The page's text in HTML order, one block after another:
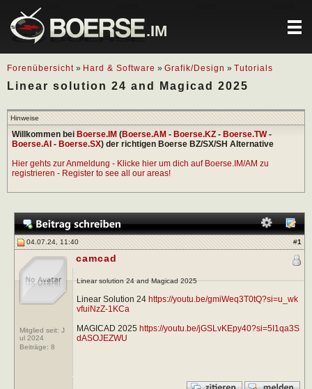
.IM
Forenübersicht » Hard & Software » Grafik/Design » Tutorials
Linear solution 24 and Magicad 2025
Hinweise
Willkommen bei Boerse.IM (Boerse.AM - Boerse.KZ - Boerse.TW-
Boerse.AI - Boerse.SX) der richtigen Boerse BZ/SX/SH Alternative
Hier gehts zur Anmeldung - Klicke hier um dich auf Boerse.IM/AM zu
registrieren - Register to see all our areas!
04.07.24, 11:40 #1
Mitglied seit: J
ul 2024
Beiträge: 8
camcad
Linear solution 24 and Magicad 2025
Linear Solution 24 https://youtu.be/gmiWeq3T0tQ?si=u_wk
vfuiNzZ-1KCa
MAGICAD 2025 https://youtu.be/jGSLvKEpy40?si=5I1qa3S
dASOJEZWU